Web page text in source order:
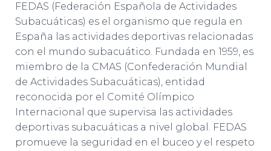
FEDAS (Federación Española de Actividades
Subacuáticas) es el organismo que regula en
España las actividades deportivas relacionadas
con el mundo subacuático. Fundada en 1959, es
miembro de la CMAS (Confederación Mundial
de Actividades Subacuáticas), entidad
reconocida por el Comité Olímpico
Internacional que supervisa las actividades
deportivas subacuáticas a nivel global. FEDAS
promueve la seguridad en el buceo y el respeto